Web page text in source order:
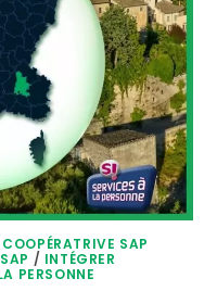
COOPÉRATRIVE SAP
/ INTÉGRER
PERSONNE